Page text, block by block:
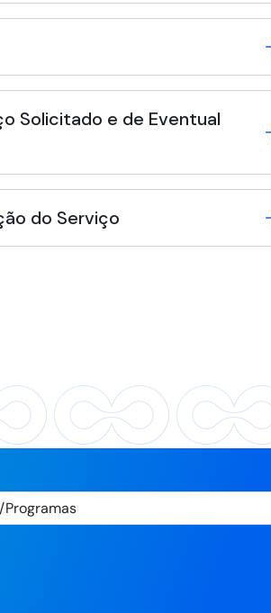
Solicitado e de Eventual
do Serviço